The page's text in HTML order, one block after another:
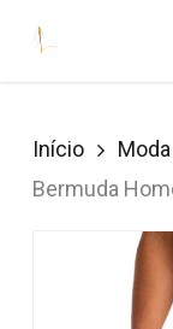
Início Moda
Bermuda